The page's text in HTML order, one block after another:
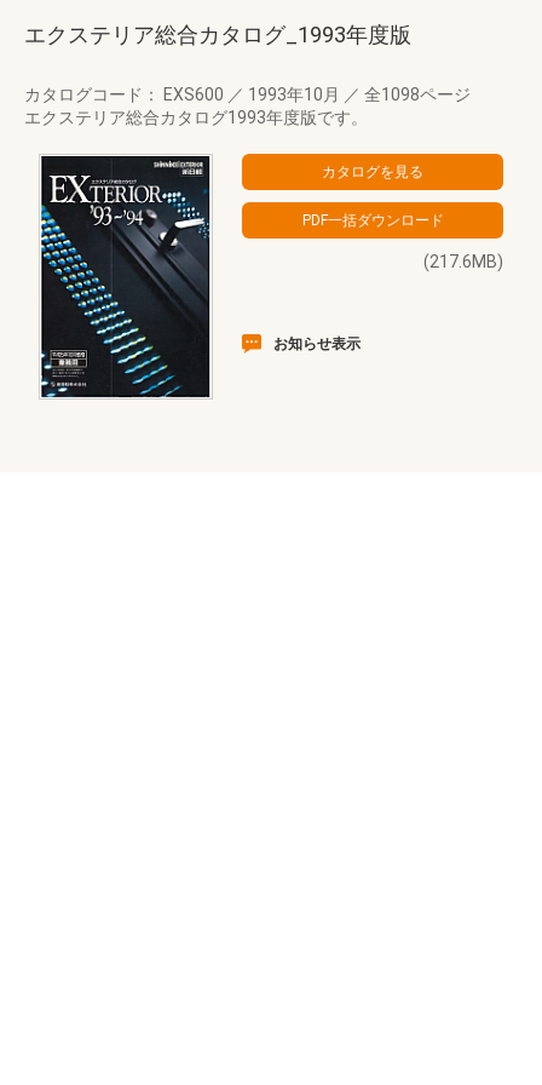
エクステリア総合カタログ_1993年度版
カタログコード： EXS600 ／ 1993年10月 ／ 全1098ページ
エクステリア総合カタログ1993年度版です。
(217.6MB)
お知らせ表示